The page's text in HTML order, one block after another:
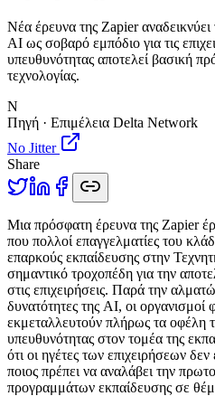
Νέα έρευνα της Zapier
AI ως σοβαρό εμπόδιο για τις
υπευθυνότητας αποτελεί βασική
τεχνολογίας.
N
Πηγή · Επιμέλεια Delta Network
No Jitter
Share
Μια πρόσφατη έρευνα της Zapier
που πολλοί επαγγελματίες του
επαρκούς εκπαίδευσης στην
σημαντικό τροχοπέδη για την
στις επιχειρήσεις. Παρά την
δυνατότητες της AI, οι οργανισμοί
εκμεταλλευτούν πλήρως τα οφέλη
υπευθυνότητας στον τομέα της
ότι οι ηγέτες των επιχειρήσεων
ποιος πρέπει να αναλάβει την
προγραμμάτων εκπαίδευσης σε